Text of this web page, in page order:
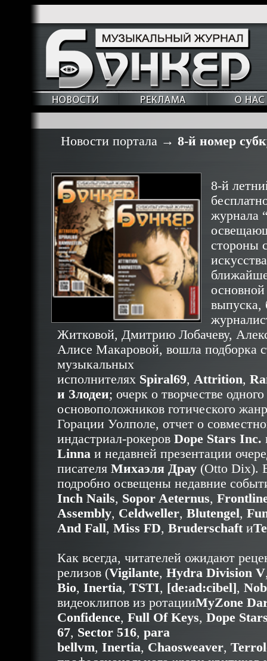
Новости портала→ 8-й номер
8-й
журнала
стороны
основной
выпуска,
Житковой, Дмитрию Лобачеву,
Алисе Макаровой, вошла подборка
музыкальных
исполнителях Spiral69, Attrition,
и Злодеи; очерк о творчестве одного
основоположников готического
Горации Уолполе, отчет о
индастриал-рокеров Dope Stars Inc.
Linnaи недавней презентации
писателя Михаэля Драу(Otto Dix).
подробно освещены недавние
Inch Nails, Sopor Aeternus,
Assembly, Celdweller, Blutengel,
And Fall, Miss FD, Bruderschaftи
Как всегда, читателей ожидают
релизов (Vigilante, Hydra Division V
Bio, Inertia, TSTI, [de:ad:cibel],
видеоклипов из ротацииMyZone
Confidence, Full Of Keys, Dope
67, Sector 516, para
bellvm, Inertia, Chaosweaver,